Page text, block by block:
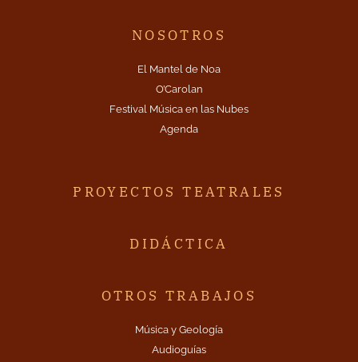
NOSOTROS
El Mantel de Noa
O’Carolan
Festival Música en las Nubes
Agenda
PROYECTOS TEATRALES
DIDÁCTICA
OTROS TRABAJOS
Música y Geología
Audioguías